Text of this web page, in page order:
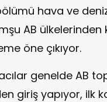
hava ve
AB ülkelerinden
öne çıkıyor.
genelde AB
giriş yapıyor, ilk